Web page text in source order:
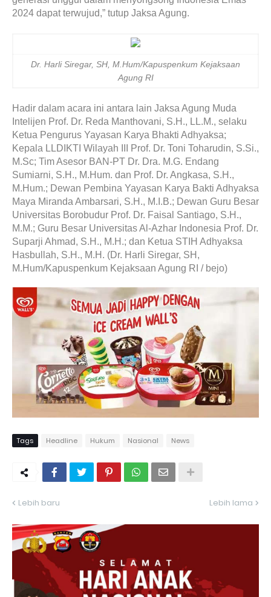
2024 dapat terwujud,” tutup Jaksa Agung.
Dr. Harli Siregar, SH, M.Hum/Kapuspenkum Kejaksaan
Agung RI
Hadir dalam acara ini antara lain Jaksa Agung Muda
Intelijen Prof. Dr. Reda Manthovani, S.H., LL.M., selaku
Ketua Pengurus Yayasan Karya Bhakti Adhyaksa;
Kepala LLDIKTI Wilayah III Prof. Dr. Toni Toharudin, S.Si.,
M.Sc; Tim Asesor BAN-PT Dr. Dra. M.G. Endang
Sumiarni, S.H., M.Hum. dan Prof. Dr. Angkasa, S.H.,
M.Hum.; Dewan Pembina Yayasan Karya Bakti Adhyaksa
Maya Miranda Ambarsari, S.H., M.I.B.; Dewan Guru Besar
Universitas Borobudur Prof. Dr. Faisal Santiago, S.H.,
M.M.; Guru Besar Universitas Al-Azhar Indonesia Prof. Dr.
Suparji Ahmad, S.H., M.H.; dan Ketua STIH Adhyaksa
Hasbullah, S.H., M.H. (Dr. Harli Siregar, SH,
M.Hum/Kapuspenkum Kejaksaan Agung RI / bejo)
Tags Headline Hukum Nasional News
Lebih baru Lebih lama